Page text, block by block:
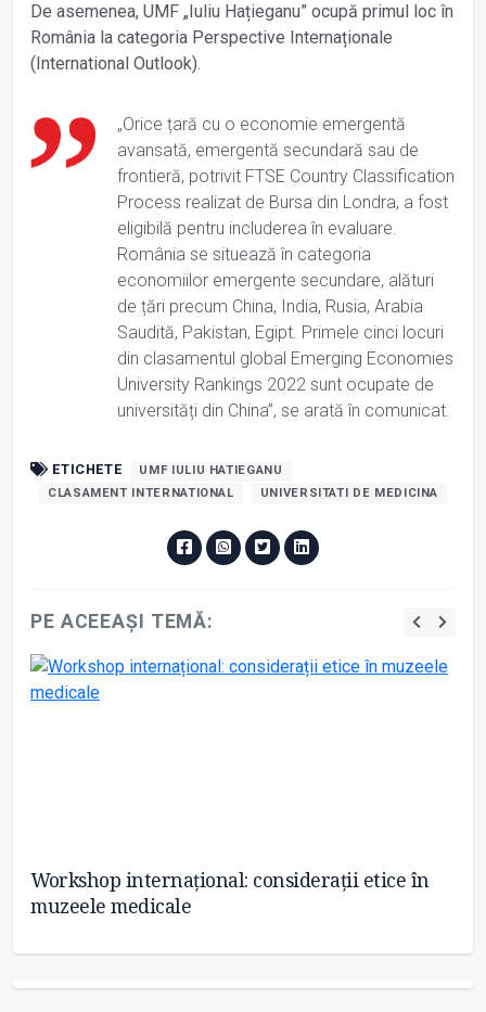
De asemenea, UMF „Iuliu Hațieganu” ocupă primul loc în
România la categoria Perspective Internaționale
(International Outlook).
„Orice țară cu o economie emergentă
avansată, emergentă secundară sau de
frontieră, potrivit FTSE Country Classification
Process realizat de Bursa din Londra, a fost
eligibilă pentru includerea în evaluare.
România se situează în categoria
economiilor emergente secundare, alături
de țări precum China, India, Rusia, Arabia
Saudită, Pakistan, Egipt. Primele cinci locuri
din clasamentul global Emerging Economies
University Rankings 2022 sunt ocupate de
universități din China”, se arată în comunicat.
ETICHETE
UMF IULIU HATIEGANU
CLASAMENT INTERNATIONAL
UNIVERSITATI DE MEDICINA
PE ACEEAȘI TEMĂ:
Workshop internațional: considerații etice în
muzeele medicale